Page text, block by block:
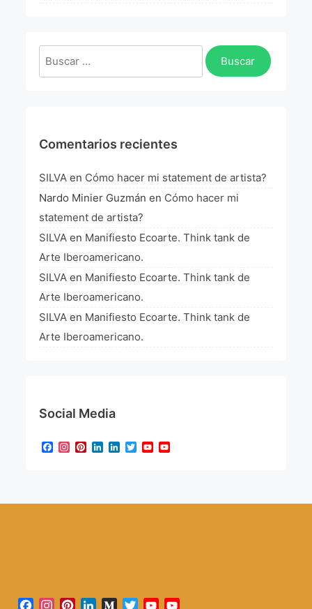
Buscar:
Comentarios recientes
SILVA en Cómo hacer mi statement de artista?
Nardo Minier Guzmán en Cómo hacer mi
statement de artista?
SILVA en Manifiesto Ecoarte. Think tank de
Arte Iberoamericano.
SILVA en Manifiesto Ecoarte. Think tank de
Arte Iberoamericano.
SILVA en Manifiesto Ecoarte. Think tank de
Arte Iberoamericano.
Social Media
Facebook
Instagram
Pinterest
LinkedIn
LinkedIn
TwitterYouTube
Facebook
Instagram
PinterestLinkedInMediumTwitterYouTube